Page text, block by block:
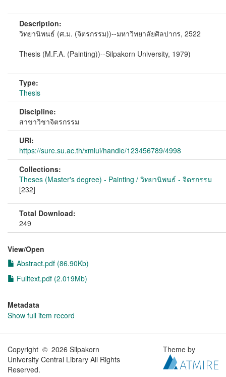
Description:
วิทยานิพนธ์ (ศ.ม. (จิตรกรรม))--มหาวิทยาลัยศิลปากร, 2522
Thesis (M.F.A. (Painting))--Silpakorn University, 1979)
Type:
Thesis
Discipline:
สาขาวิชาจิตรกรรม
URI:
https://sure.su.ac.th/xmlui/handle/123456789/4998
Collections:
Theses (Master's degree) - Painting / วิทยานิพนธ์ - จิตรกรรม
[232]
Total Download:
249
View/Open
Abstract.pdf (86.90Kb)
Fulltext.pdf (2.019Mb)
Metadata
Show full item record
Copyright © 2026 Silpakorn
University Central Library All Rights
Reserved.
Theme by